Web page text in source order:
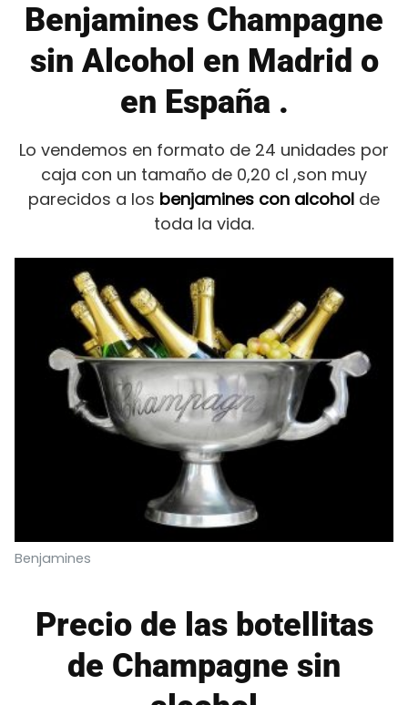
Benjamines Champagne
sin Alcohol en Madrid o
en España .
Lo vendemos en formato de 24 unidades por
caja con un tamaño de 0,20 cl ,son muy
parecidos a los benjamines con alcohol de
toda la vida.
Benjamines
Precio de las botellitas
de Champagne sin